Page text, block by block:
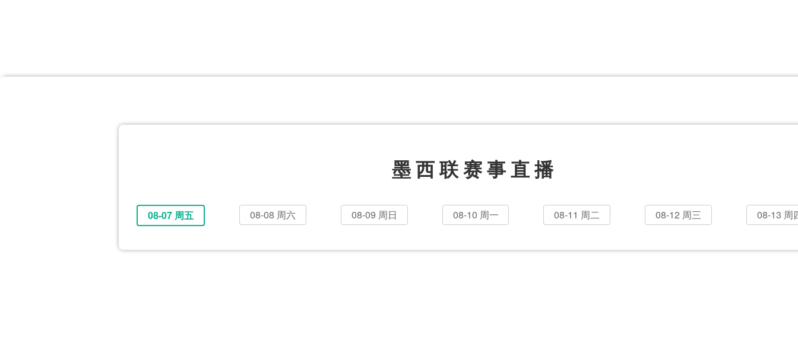
英超
德甲 西甲 法甲 美洲杯 韩K联 NBA 欧联杯 巴西甲
瑞典超
墨西联赛事直播
08-07 周五 08-08 周六 08-09 周日 08-10 周一 08-11 周二 08-12 周三 08-13 周